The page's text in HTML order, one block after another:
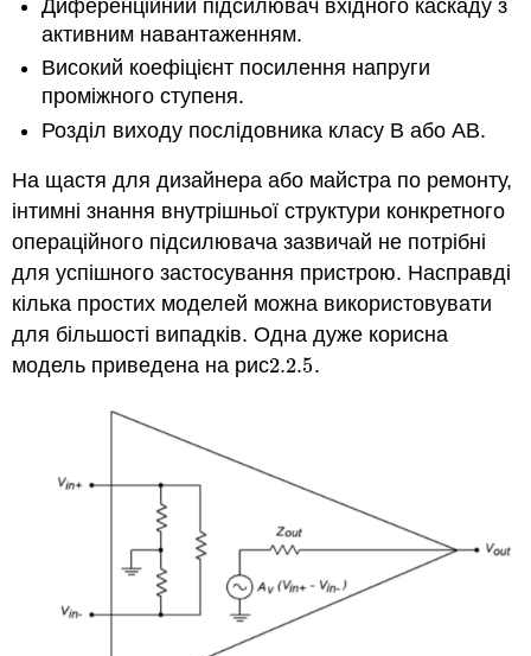
Диференційний підсилювач вхідного каскаду з
активним навантаженням.
Високий коефіцієнт посилення напруги
проміжного ступеня.
Розділ виходу послідовника класу B або AB.
На щастя для дизайнера або майстра по ремонту,
інтимні знання внутрішньої структури конкретного
операційного підсилювача зазвичай не потрібні
для успішного застосування пристрою. Насправді
кілька простих моделей можна використовувати
для більшості випадків. Одна дуже корисна
модель приведена на рис2.2.5
2.2.5.